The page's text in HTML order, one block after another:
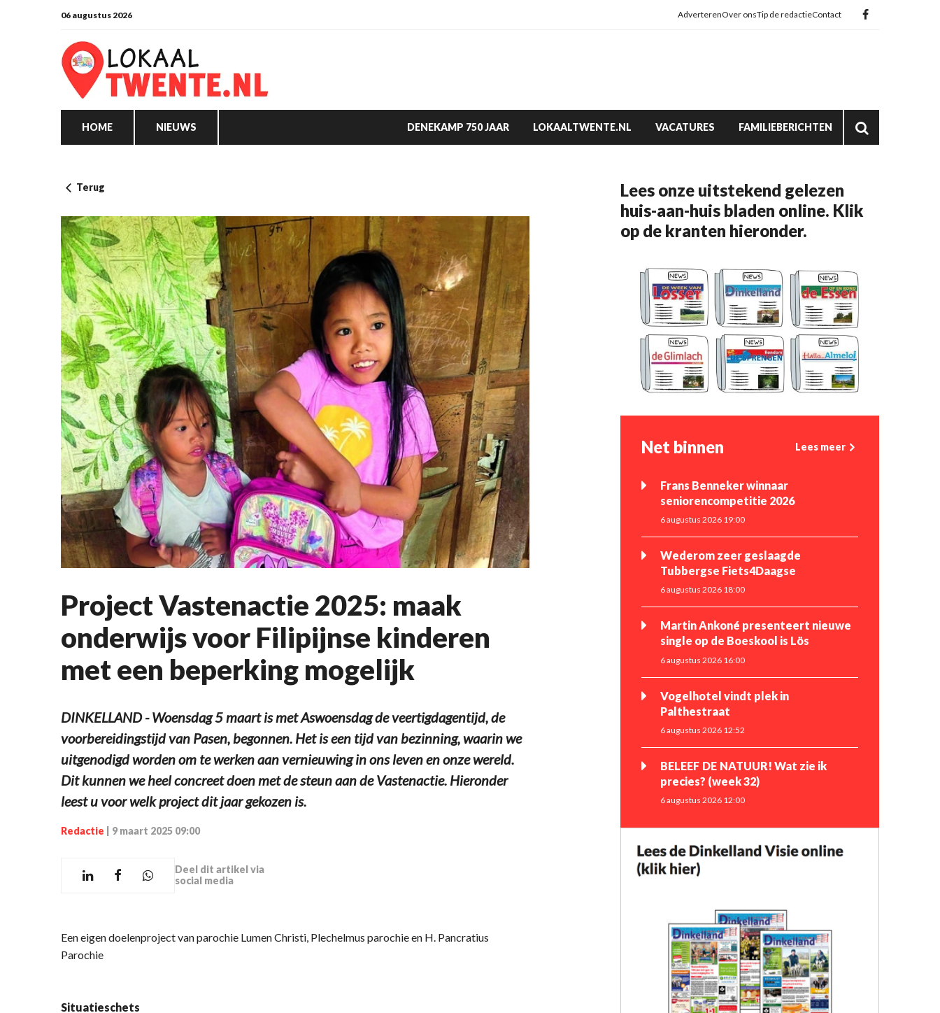
06 augustus 2026 AdverterenOver onsTip de redactieContact
HOME NIEUWS DENEKAMP 750 JAAR LOKAALTWENTE.NL VACATURES FAMILIEBERICHTEN
Terug
Project Vastenactie 2025: maak
onderwijs voor Filipijnse kinderen
met een beperking mogelijk
DINKELLAND - Woensdag 5 maart is met Aswoensdag de veertigdagentijd, de
voorbereidingstijd van Pasen, begonnen. Het is een tijd van bezinning, waarin we
uitgenodigd worden om te werken aan vernieuwing in ons leven en onze wereld.
Dit kunnen we heel concreet doen met de steun aan de Vastenactie. Hieronder
leest u voor welk project dit jaar gekozen is.
Redactie 9 maart 2025 09:00
Deel dit artikel via
social media
Een eigen doelenproject van parochie Lumen Christi, Plechelmus parochie en H. Pancratius
Parochie
Situatieschets
Lees onze uitstekend gelezen
huis-aan-huis bladen online. Klik
op de kranten hieronder.
Net binnen Lees meer
Frans Benneker winnaar
seniorencompetitie 2026
6 augustus 2026 19:00
Wederom zeer geslaagde
Tubbergse Fiets4Daagse
6 augustus 2026 18:00
Martin Ankoné presenteert nieuwe
single op de Boeskool is Lös
6 augustus 2026 16:00
Vogelhotel vindt plek in
Palthestraat
6 augustus 2026 12:52
BELEEF DE NATUUR! Wat zie ik
precies? (week 32)
6 augustus 2026 12:00